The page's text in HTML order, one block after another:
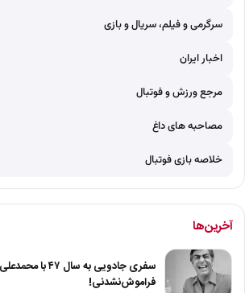
سرگرمی و فیلم، سریال و بازی
اخبار ایران
مرجع ورزش و فوتبال
مصاحبه های داغ
خلاصه بازی فوتبال
آخرین‌ها
سفری جادویی به
فراموش‌نشدنی!